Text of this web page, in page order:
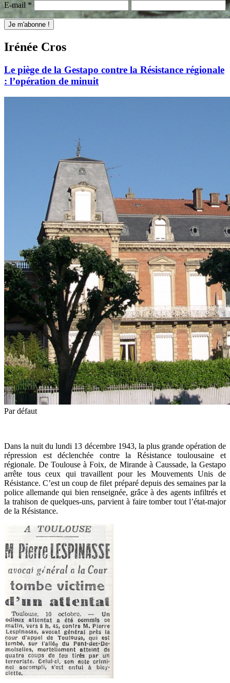
E-mail *
Irénée Cros
Le piège de la Gestapo contre la Résistance régionale
: l’opération de minuit
Par défaut
Dans la nuit du lundi 13 décembre 1943, la plus grande opération de
répression est déclenchée contre la Résistance toulousaine et
régionale. De Toulouse à Foix, de Mirande à Caussade, la Gestapo
arrête tous ceux qui travaillent pour les Mouvements Unis de
Résistance. C’est un coup de filet préparé depuis des semaines par la
police allemande qui bien renseignée, grâce à des agents infiltrés et
la trahison de quelques-uns, parvient à faire tomber tout l’état-major
de la Résistance.